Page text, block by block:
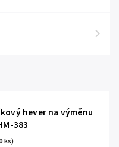
hever na výměnu
383
ks)